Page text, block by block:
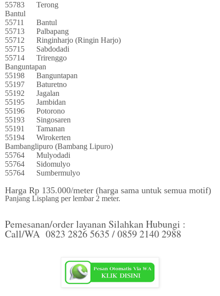
55783
Terong
Bantul
55711
Bantul
55713
Palbapang
55712
Ringinharjo (Ringin Harjo)
55715
Sabdodadi
55714
Trirenggo
Banguntapan
55198
Banguntapan
55197
Baturetno
55192
Jagalan
55195
Jambidan
55196
Potorono
55193
Singosaren
55191
Tamanan
55194
Wirokerten
Bambanglipuro (Bambang Lipuro)
55764
Mulyodadi
55764
Sidomulyo
55764
Sumbermulyo
Harga Rp 135.000/meter (harga sama untuk semua motif)
Panjang Lisplang per lembar 2 meter.
Pemesanan/order layanan Silahkan Hubungi :
Call/WA 0823 2826 5635 / 0859 2140 2988